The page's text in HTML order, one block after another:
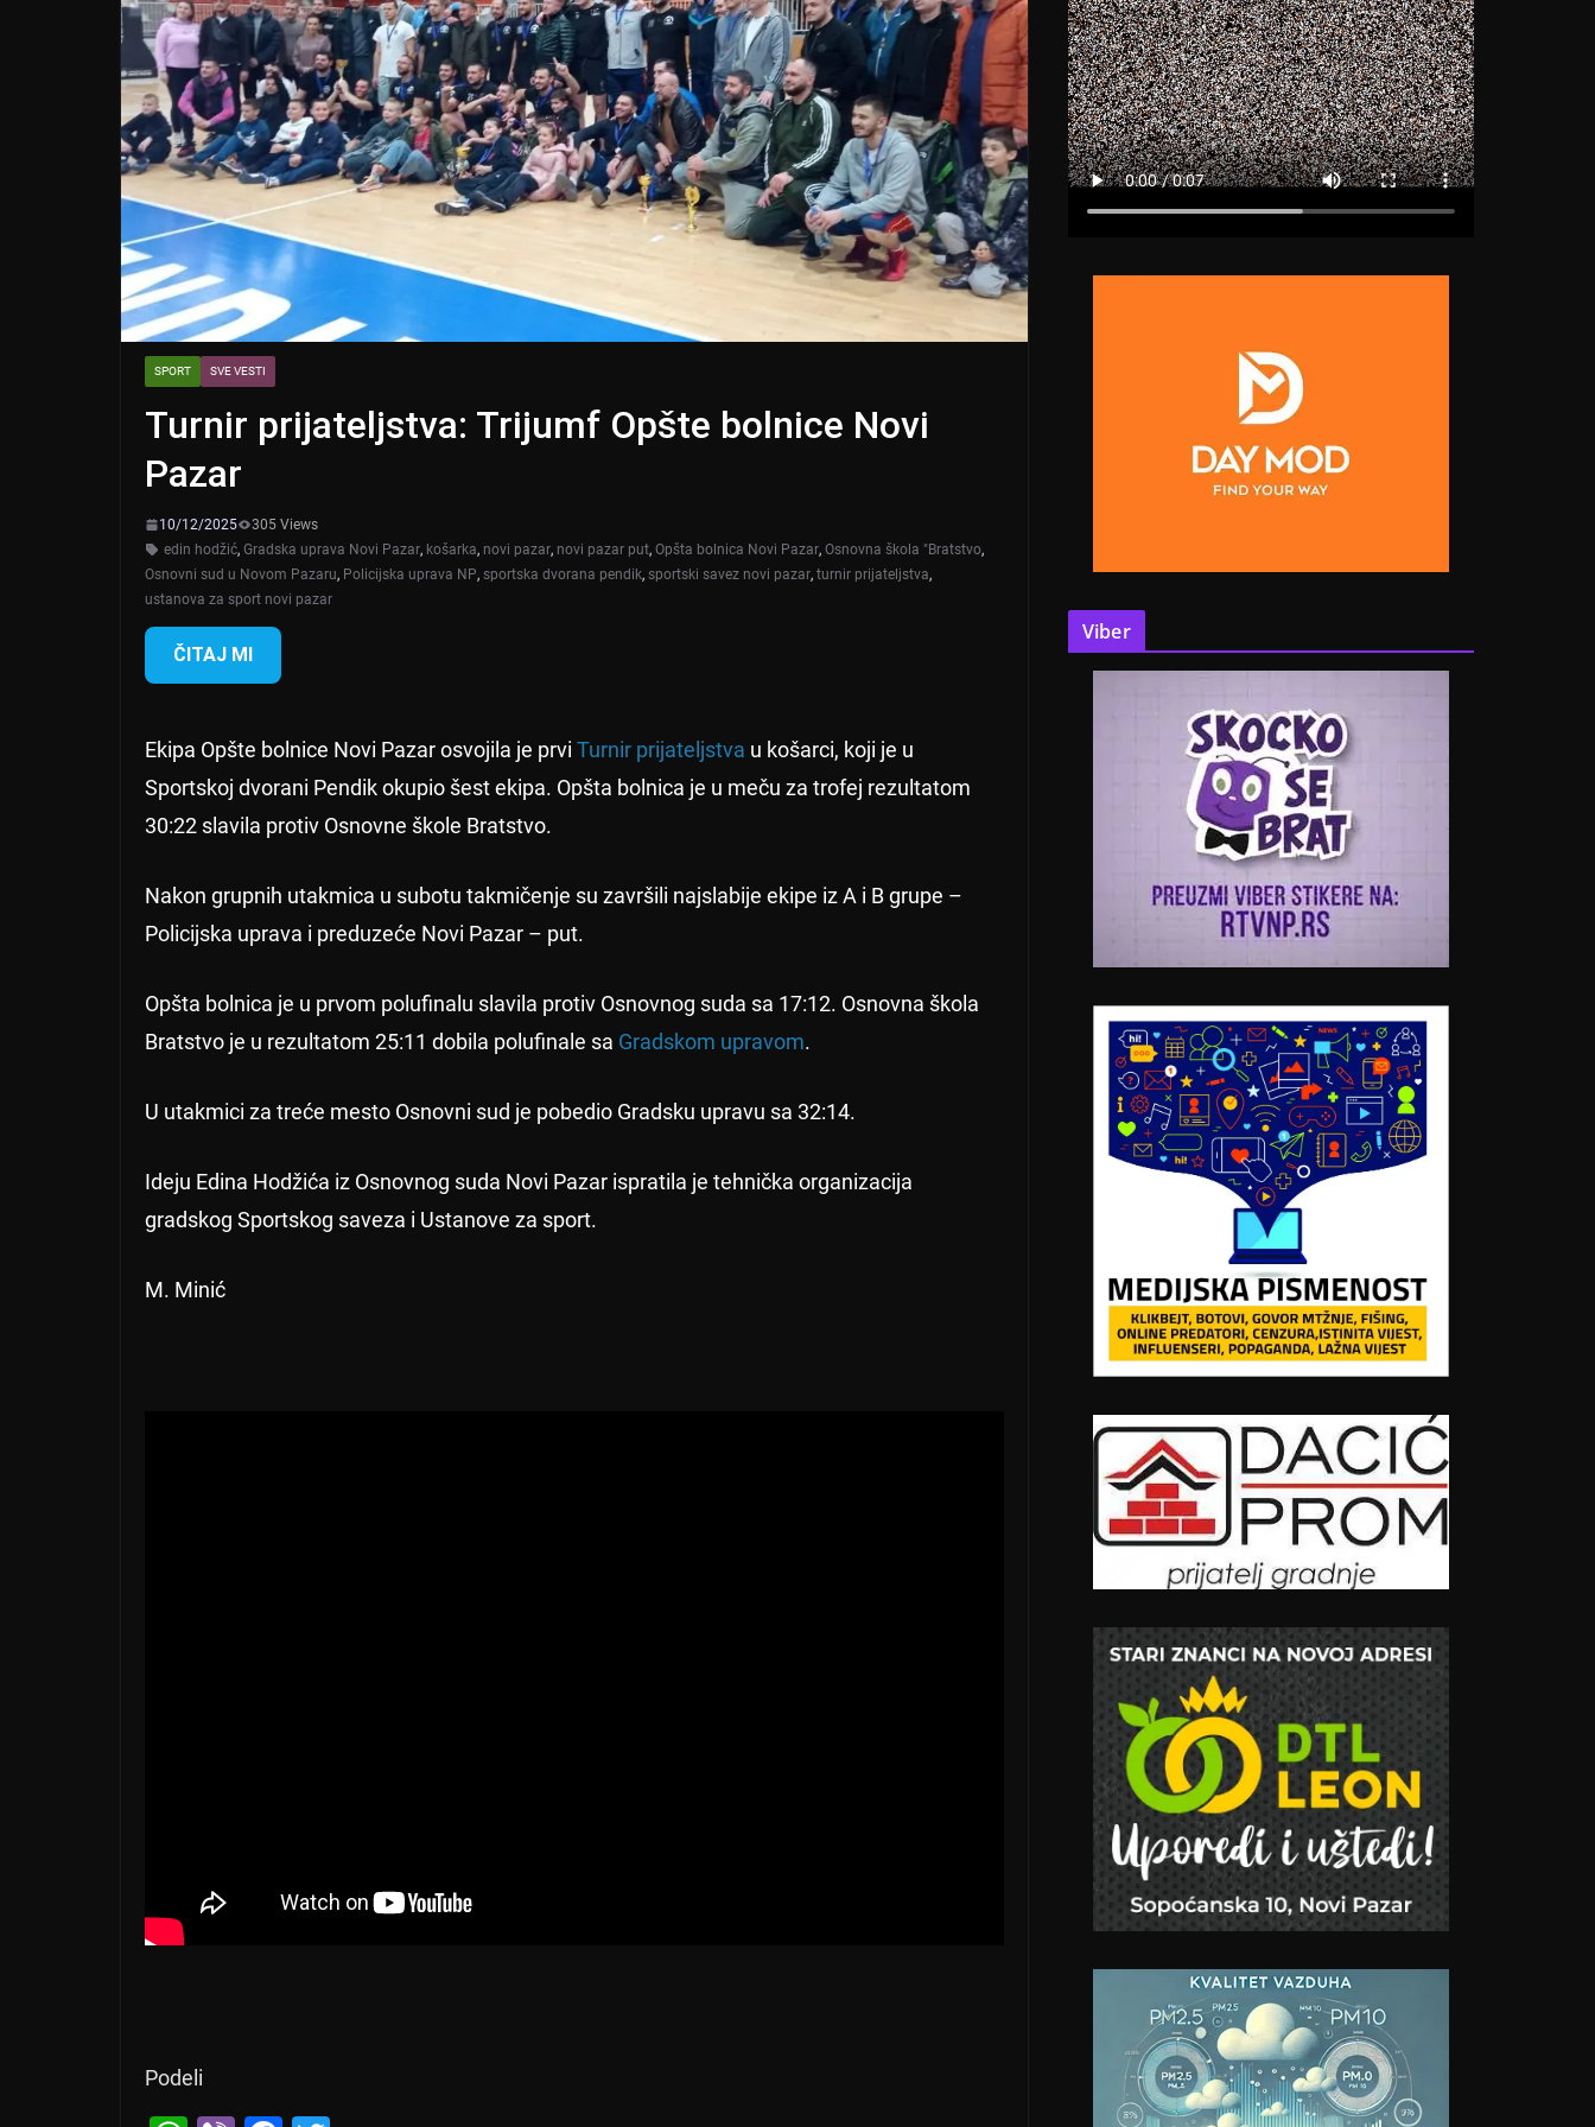
SPORT SVE VESTI
Turnir prijateljstva: Trijumf Opšte bolnice Novi
Pazar
10/12/2025
305 Views
edin hodžić, Gradska uprava Novi Pazar, košarka, novi pazar, novi pazar put, Opšta bolnica Novi Pazar, Osnovna škola "Bratstvo,
Osnovni sud u Novom Pazaru, Policijska uprava NP, sportska dvorana pendik, sportski savez novi pazar, turnir prijateljstva,
ustanova za sport novi pazar
ČITAJ MI
Ekipa Opšte bolnice Novi Pazar osvojila je prvi Turnir prijateljstva u košarci, koji je u
Sportskoj dvorani Pendik okupio šest ekipa. Opšta bolnica je u meču za trofej rezultatom
30:22 slavila protiv Osnovne škole Bratstvo.
Nakon grupnih utakmica u subotu takmičenje su završili najslabije ekipe iz A i B grupe –
Policijska uprava i preduzeće Novi Pazar – put.
Opšta bolnica je u prvom polufinalu slavila protiv Osnovnog suda sa 17:12. Osnovna škola
Bratstvo je u rezultatom 25:11 dobila polufinale sa Gradskom upravom.
U utakmici za treće mesto Osnovni sud je pobedio Gradsku upravu sa 32:14.
Ideju Edina Hodžića iz Osnovnog suda Novi Pazar ispratila je tehnička organizacija
gradskog Sportskog saveza i Ustanove za sport.
M. Minić
Podeli
Viber